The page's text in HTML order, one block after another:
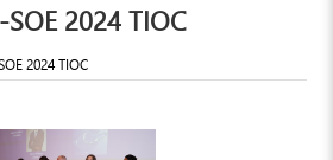
SOE 2024 TIOC
2024 TIOC